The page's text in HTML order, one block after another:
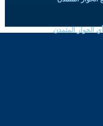
الحوار المتمدن